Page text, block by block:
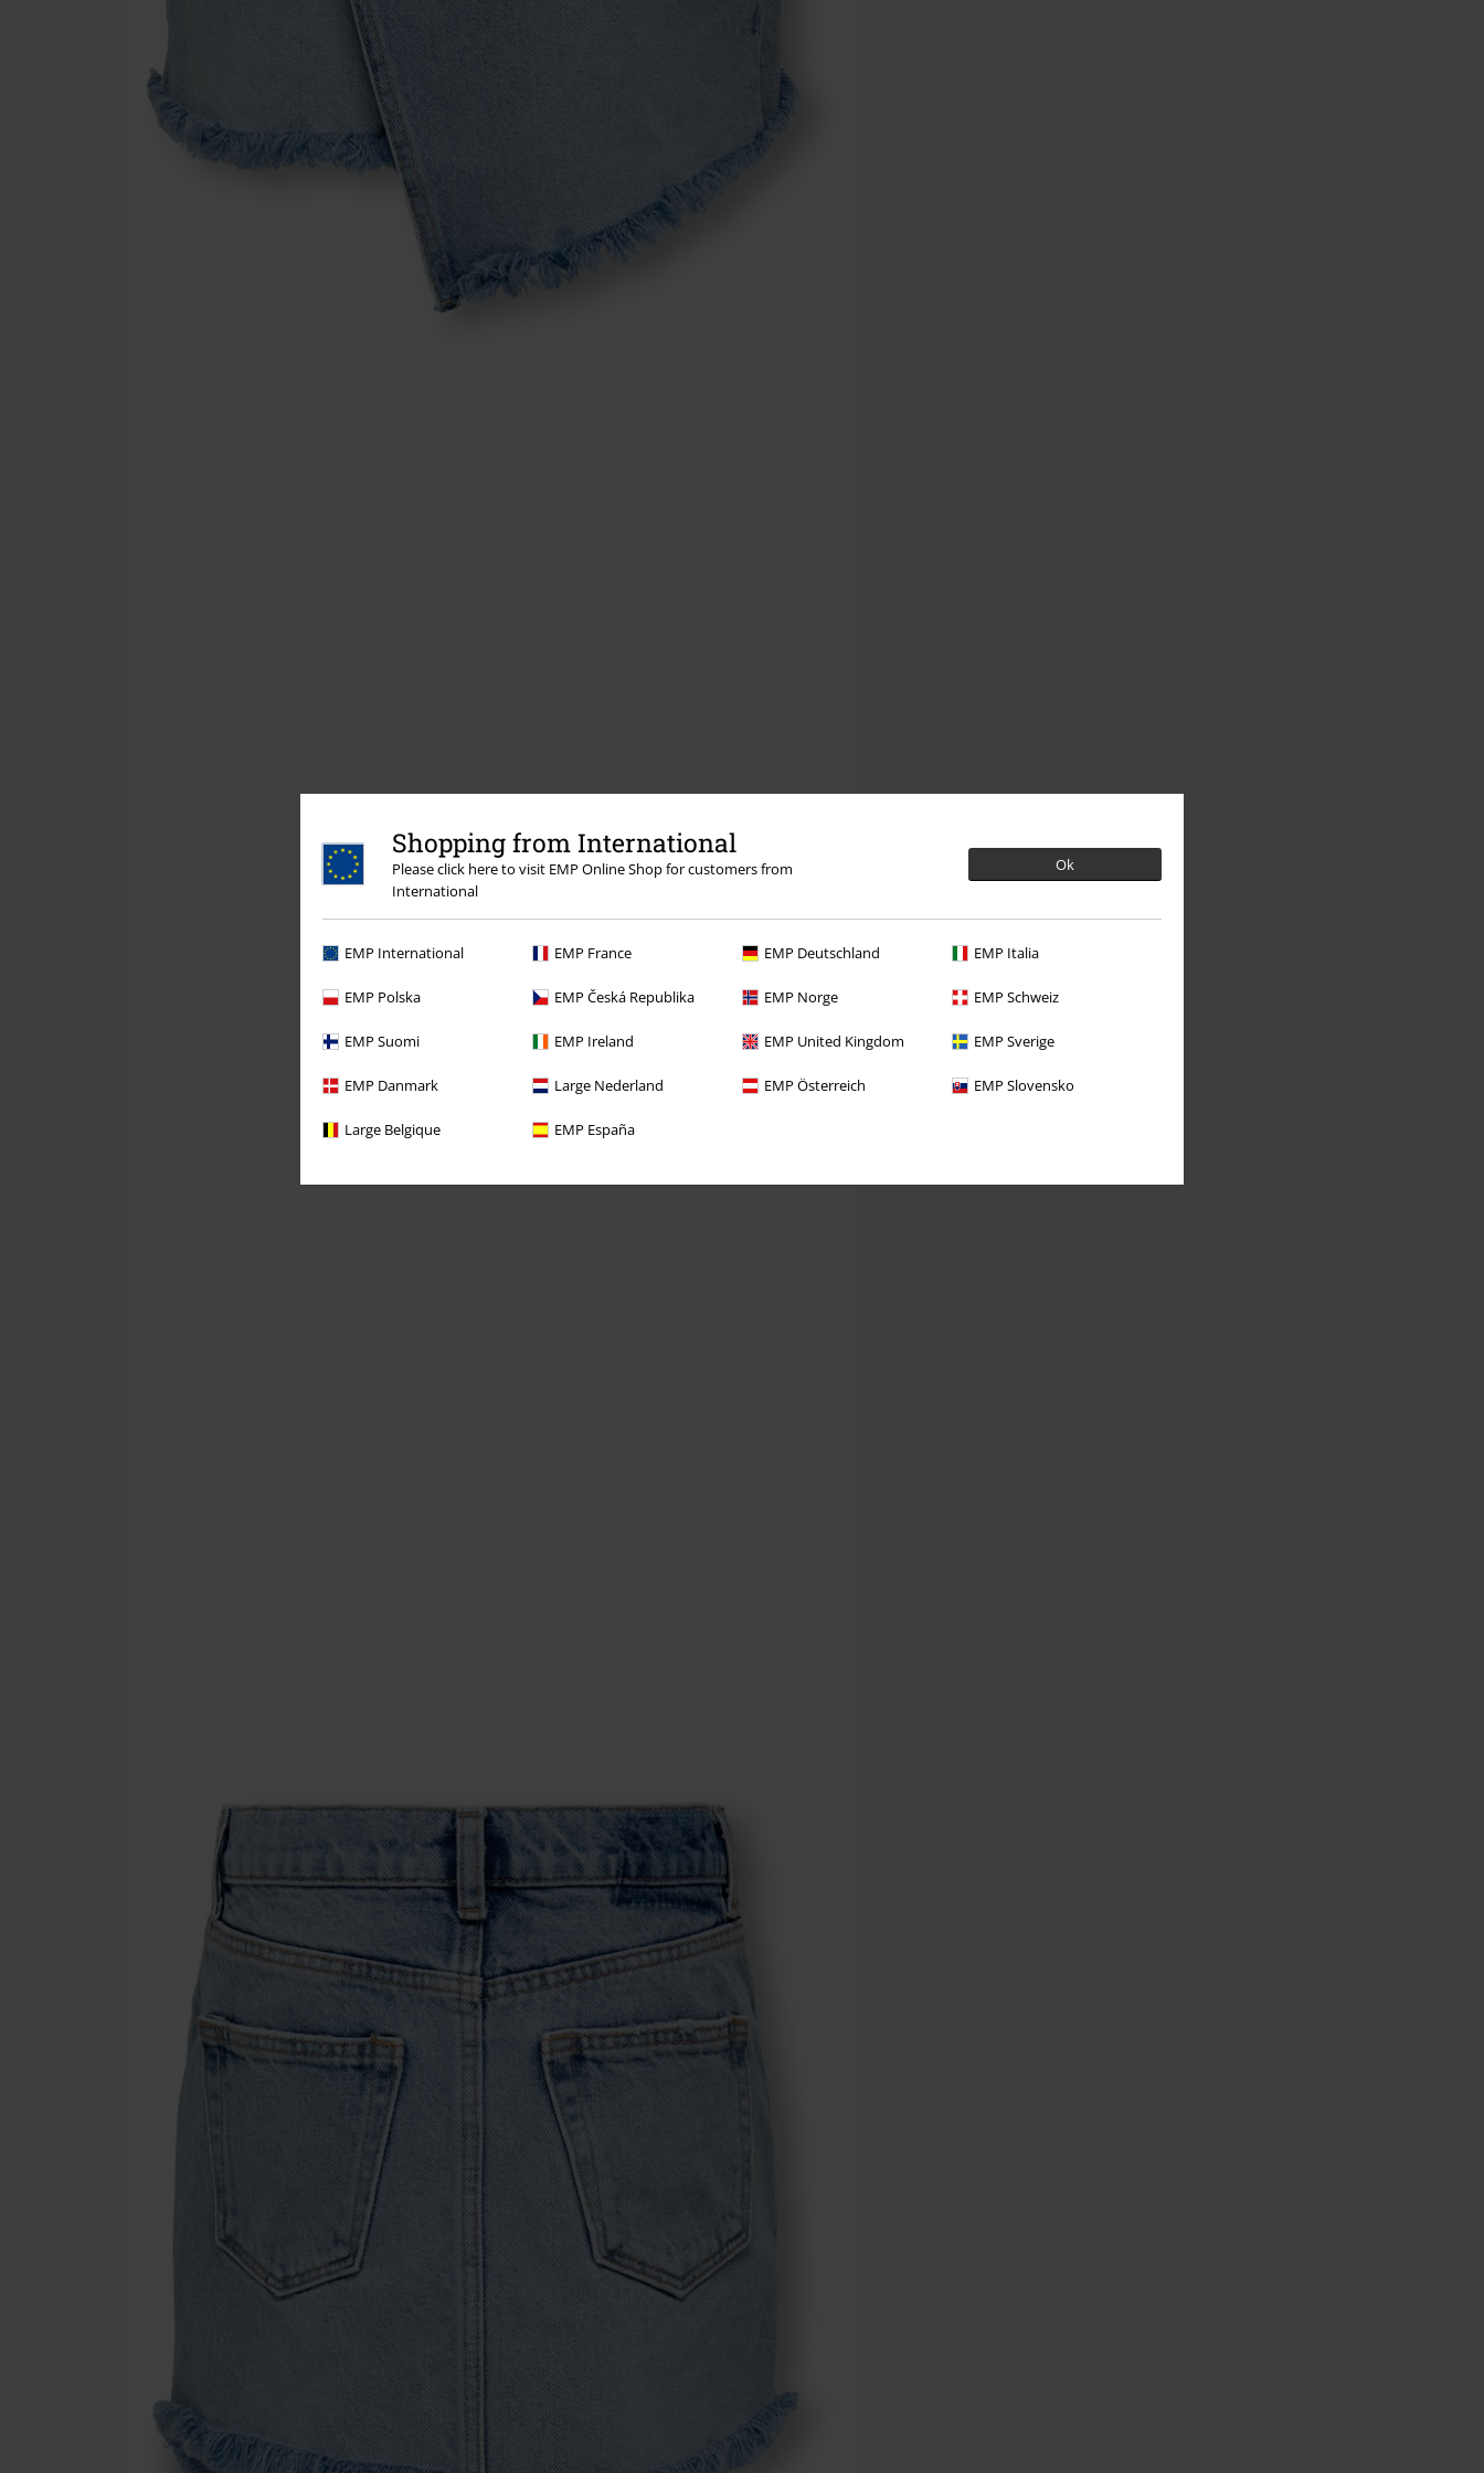
Shopping from International
Please click here to visit EMP Online Shop for customers from
International
Ok
EMP International EMP France EMP Deutschland EMP Italia
EMP Polska EMP Česká Republika EMP Norge EMP Schweiz
EMP Suomi EMP Ireland EMP United Kingdom EMP Sverige
EMP Danmark Large Nederland EMP Österreich EMP Slovensko
Large Belgique EMP España